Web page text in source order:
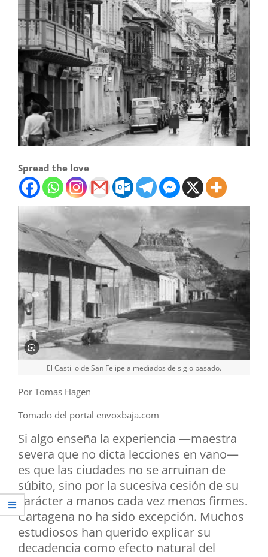
Spread the love
El Castillo de San Felipe a mediados de siglo pasado.
Por Tomas Hagen
Tomado del portal envoxbaja.com
Si algo enseña la experiencia —maestra
severa que no dicta lecciones en vano—
es que las ciudades no se arruinan de
súbito, sino por la sucesiva cesión de su
carácter a manos cada vez menos firmes.
Cartagena no ha sido excepción. Muchos
estudiosos han querido explicar su
decadencia como efecto natural del